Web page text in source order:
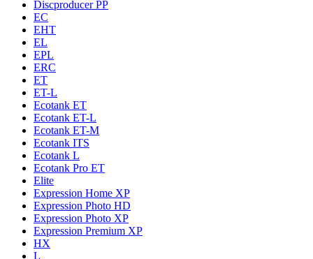
Discproducer PP
EC
EHT
EL
EPL
ERC
ET
ET-L
Ecotank ET
Ecotank ET-L
Ecotank ET-M
Ecotank ITS
Ecotank L
Ecotank Pro ET
Elite
Expression Home XP
Expression Photo HD
Expression Photo XP
Expression Premium XP
HX
L